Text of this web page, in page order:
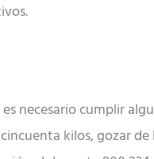
necesario cumplir
kilos, gozar